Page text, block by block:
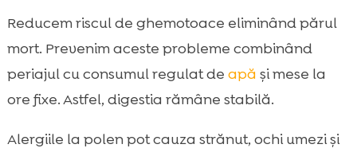
Reducem riscul de ghemotoace eliminând părul
mort. Prevenim aceste probleme combinând
periajul cu consumul regulat de apă și mese la
ore fixe. Astfel, digestia rămâne stabilă.
Alergiile la polen pot cauza strănut, ochi umezi și